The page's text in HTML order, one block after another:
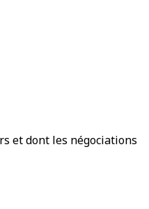
et dont les négociations